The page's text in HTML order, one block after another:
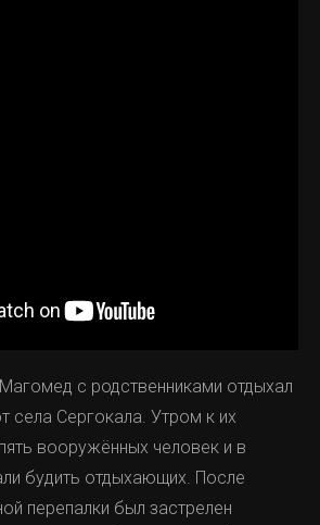
с родственниками отдыхал
села Сергокала. Утром к их
вооружённых человек и в
будить отдыхающих. После
перепалки был застрелен